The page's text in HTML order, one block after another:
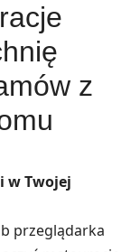
z
w Twojej
przeglądarka